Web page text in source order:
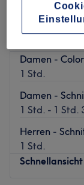
The Arts
Damen -
1 Std.
Damen -
1 Std. - 1 Std.
Herren -
1 Std.